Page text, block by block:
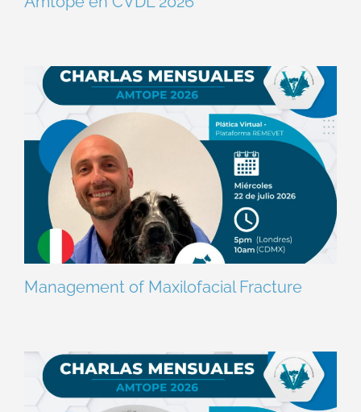
Management of Maxilofacial Fracture